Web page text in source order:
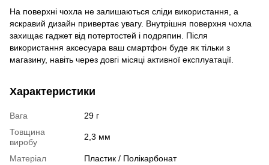
На поверхні чохла не залишаються сліди використання, а
яскравий дизайн привертає увагу. Внутрішня поверхня чохла
захищає гаджет від потертостей і подряпин. Після
використання аксесуара ваш смартфон буде як тільки з
магазину, навіть через довгі місяці активної експлуатації.
Характеристики
Вага
29 г
Товщина
виробу
2,3 мм
Матеріал
Пластик / Полікарбонат